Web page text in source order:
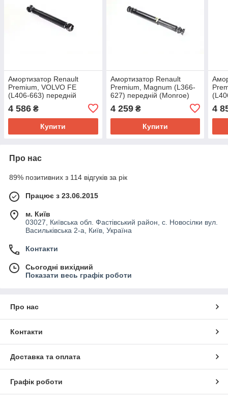
Амортизатор Renault
Premium, VOLVO FE
(L406-663) передній
4 586 ₴
Купити
Амортизатор Renault
Premium, Magnum (L366-
627) передній (Monroe)
4 259₴
Купити
4
Про нас
89% позитивних з 114 відгуків за рік
Працює з 23.06.2015
м. Київ
03027, Київська обл. Фастівський район, с. Новосілки вул.
Васильківська 2-а, Київ, Україна
Контакти
Сьогодні вихідний
Показати весь графік роботи
Про нас
Контакти
Доставка та оплата
Графік роботи